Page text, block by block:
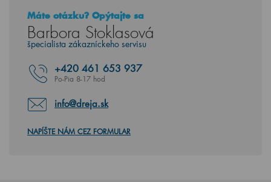
Máte otázku? Opýtajte sa
Barbora Stoklasová
špecialista zákazníckeho servisu
+420 461 653 937
Po-Pia 8-17 hod
info@dreja.sk
NAPÍŠTE NÁM CEZ FORMULAR